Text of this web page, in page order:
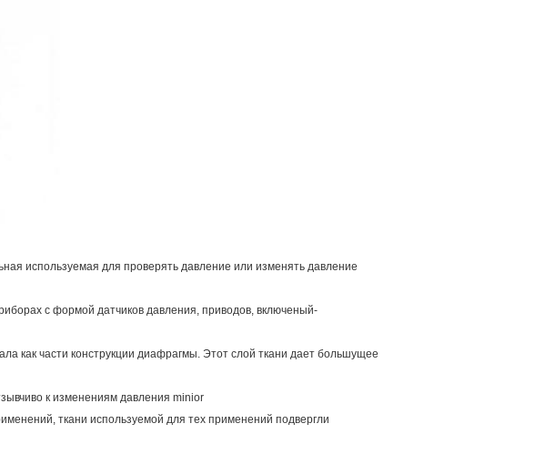
используемая для проверять давление или изменять давление
с формой датчиков давления, приводов, включеный-
как части конструкции диафрагмы. Этот слой ткани дает большущее
к изменениям давления minior
ткани используемой для тех применений подвергли